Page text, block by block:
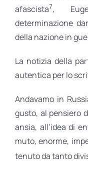
afascista7,
determinazione
della nazione in
La notizia della
autentica per lo
Andavamo in
gusto, al pensiero
ansia, all’idea di
muto, enorme,
tenuto da tanto